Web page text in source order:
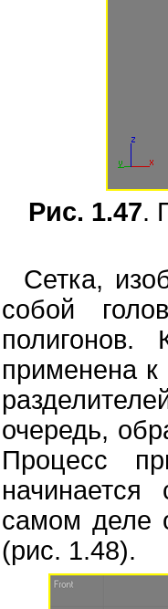
Рис. 1.47.
Сетка,
собой
применена
очередь,
Процесс
самом деле
(рис. 1.48).